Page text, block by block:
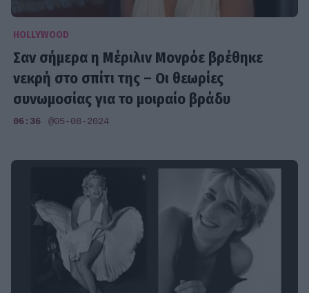
HOLLYWOOD
Σαν σήμερα η Μέριλιν Μονρόε βρέθηκε
νεκρή στο σπίτι της – Οι θεωρίες
συνωμοσίας για το μοιραίο βράδυ
06:36 @05-08-2024